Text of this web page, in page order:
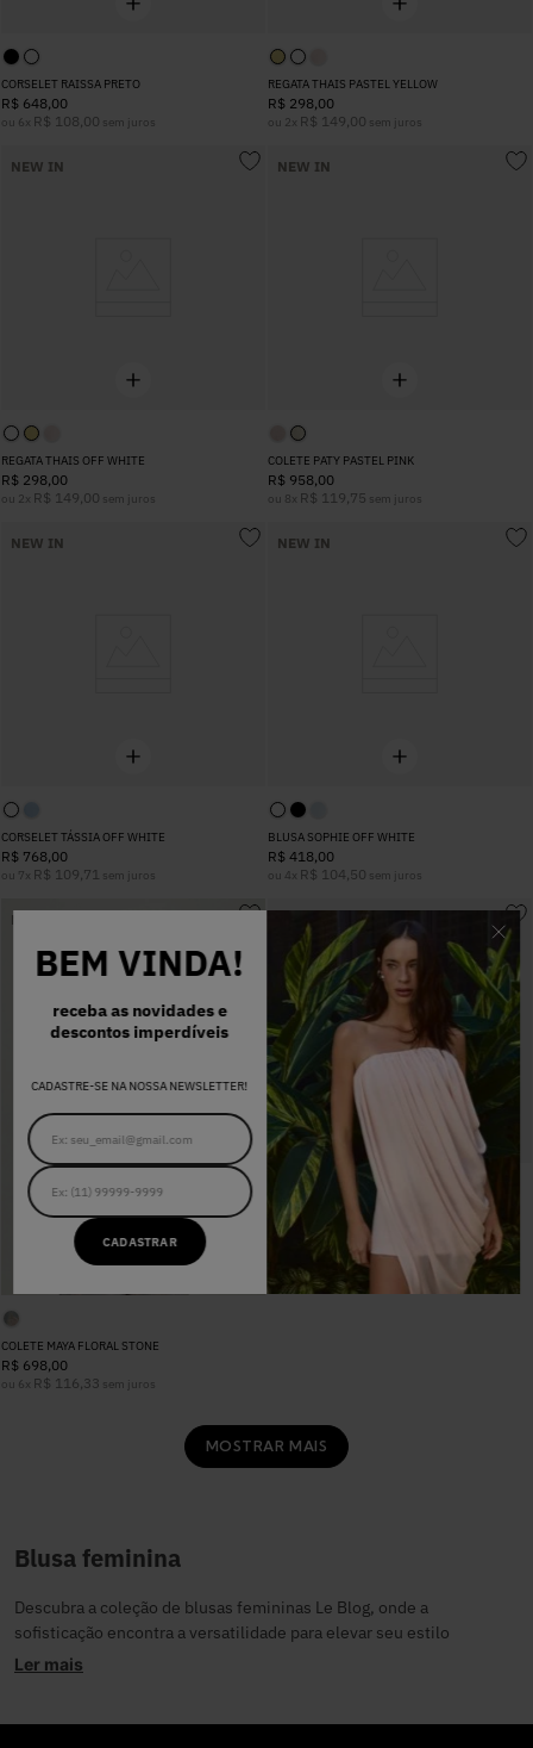
BEM VINDA!
receba as novidades e
descontos imperdíveis
CADASTRE-SE NA NOSSA NEWSLETTER!
CADASTRAR
CORSELET RAISSA PRETO
R$ 648,00
ou 6 x R$ 108,00 sem juros
REGATA THAIS PASTEL YELLOW
R$ 298,00
ou 2 x R$ 149,00 sem juros
NEW IN
REGATA THAIS OFF WHITE
R$ 298,00
ou 2 x R$ 149,00 sem juros
NEW IN
COLETE PATY PASTEL PINK
R$ 958,00
ou 8 x R$ 119,75 sem juros
NEW IN
CORSELET TÁSSIA OFF WHITE
R$ 768,00
ou 7 x R$ 109,71 sem juros
NEW IN
BLUSA SOPHIE OFF WHITE
R$ 418,00
ou 4 x R$ 104, 50 sem juros
NEW IN
COLETE MAYA FLORAL STONE
R$ 698,00
ou 6 x R$ 116, 33 sem juros
CORSELET RAISSA OFF WHITE
R$ 648 00
108 ,00 sem juros
MOSTRAR MAIS
Blusa feminina
Descubra a coleção de blusas femininas Le Blog, onde a
sofisticação encontra a versatilidade para elevar seu estilo
feminino. Perfeitas para a mulher que busca peças que transitem
Ler mais